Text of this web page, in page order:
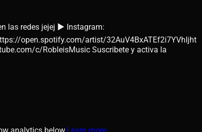
las redes jejej ► Instagram:
open.spotify.com/artist/32AuV4BxATEf2i7YVhIjht
c/RobleisMusic Suscribete y activa la